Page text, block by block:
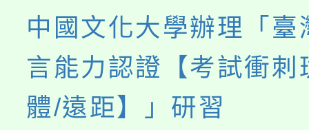
中國文化大學辦理「臺
言能力認證【考試衝刺
體/遠距】」研習